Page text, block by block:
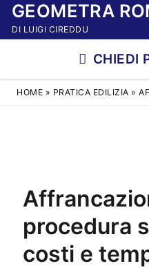
VaiGEOMETRA
DI LUIGI CIREDDU
CHIEDI
HOME » PRATICA EDILIZIA »
procedura
costi e